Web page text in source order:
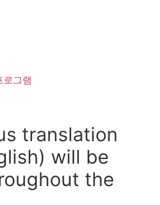
그램
translation
will be
the